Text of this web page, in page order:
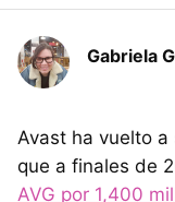
Gabriela
Avast ha vuelto
que a finales de
AVG por 1,400